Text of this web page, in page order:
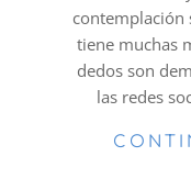
contemplación
tiene muchas
dedos son
las redes